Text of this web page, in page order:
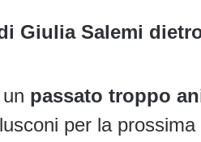
Giulia Salemi
passato troppo
per la prossima